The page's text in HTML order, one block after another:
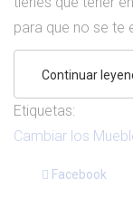
para que no se te
Continuar
Etiquetas:
Cambiar los
Facebook